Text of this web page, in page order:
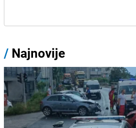
/ Najnovije